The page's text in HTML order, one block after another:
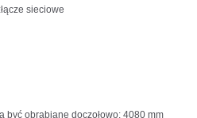
sieciowe
być obrabiane doczołowo: 4080 mm